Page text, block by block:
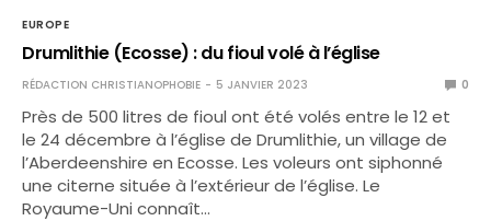
EUROPE
Drumlithie (Ecosse) : du fioul volé à l’église
RÉDACTION CHRISTIANOPHOBIE 5 JANVIER 2023 0
Près de 500 litres de fioul ont été volés entre le 12 et
le 24 décembre à l’église de Drumlithie, un village de
l’Aberdeenshire en Ecosse. Les voleurs ont siphonné
une citerne située à l’extérieur de l’église. Le
Royaume-Uni connaît…